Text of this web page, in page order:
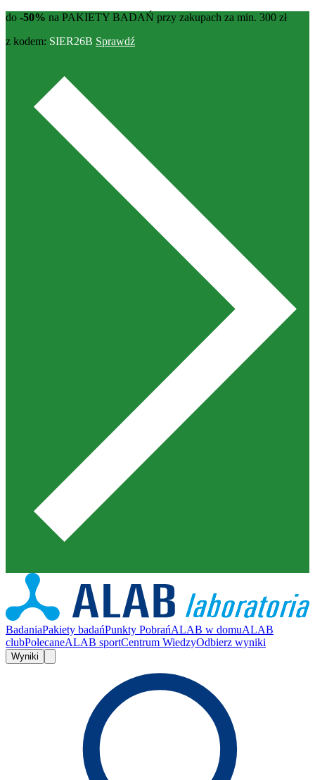
do -50% na PAKIETY BADAŃ przy zakupach za min. 300 zł
z kodem: SIER26B Sprawdź
BadaniaPakiety badańPunkty PobrańALAB w domuALAB
clubPolecaneALAB sportCentrum WiedzyOdbierz wyniki
Wyniki